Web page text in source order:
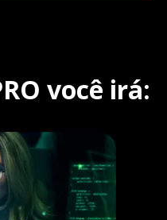
você irá: